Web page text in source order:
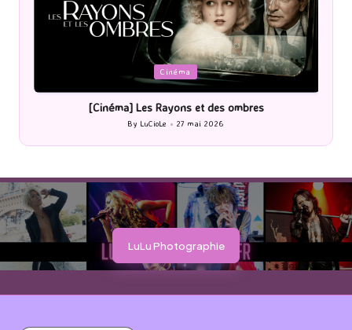
Cinéma
[Cinéma] Les Rayons et des ombres
Posted
by
By LuCioLe 27 mai 2026
LuLu Photographie